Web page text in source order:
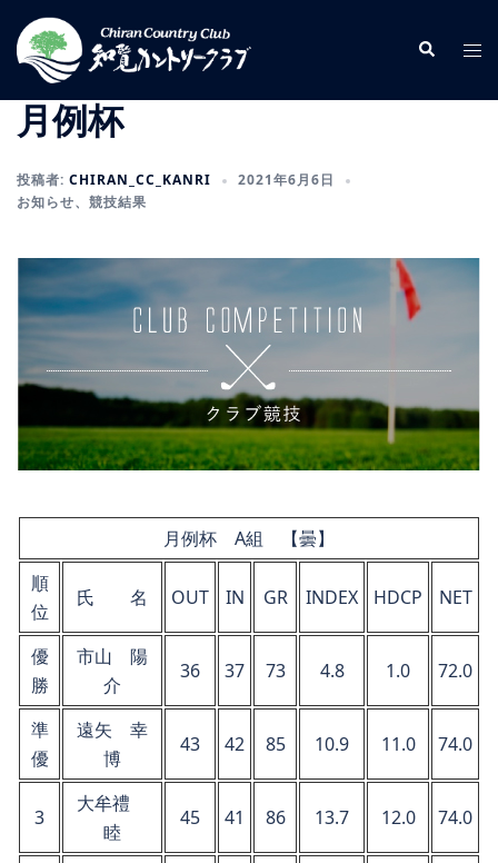
ン
検
索
ト
ル
月例杯
投稿者: CHIRAN_CC_KANRI
2021年6月6日
お知らせ、 競技結果
月例杯 A組 【曇】
順
位
氏 名 OUT IN GR INDEX HDCP NET
優
勝
市山 陽
介
36 37 73 4.8 1.0 72.0
準
優
遠矢 幸
博
43 42 85 10.9 11.0 74.0
3
大牟禮
睦
45 41 86 13.7 12.0 74.0